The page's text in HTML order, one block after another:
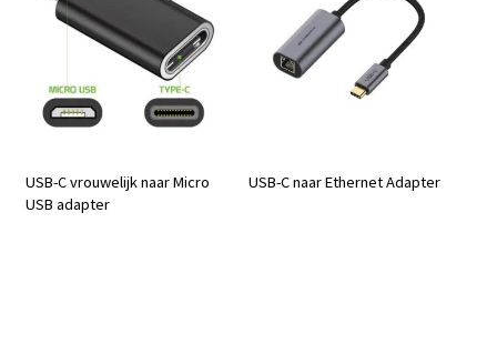
USB-C vrouwelijk naar Micro
USB adapter
USB-C naar Ethernet Adapter